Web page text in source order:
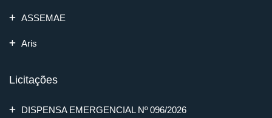
ASSEMAE
Aris
Licitações
DISPENSA EMERGENCIAL Nº 096/2026